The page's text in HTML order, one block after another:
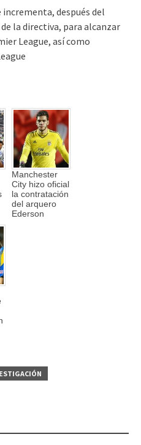
incrementa, después del
la directiva, para alcanzar
League, así como
Manchester
City hizo oficial
la contratación
del arquero
Ederson